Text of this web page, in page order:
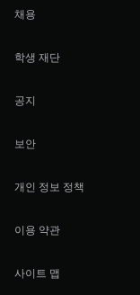
채용
학생 재단
공지
보안
개인 정보 정책
이용 약관
사이트 맵